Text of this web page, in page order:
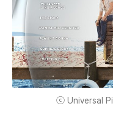
ⓒ Universal